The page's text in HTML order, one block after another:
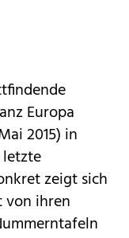
Europa
2015) in
zeigt sich
von ihren